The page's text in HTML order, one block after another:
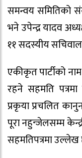
समन्वय समितिको
भने उपेन्द्र यादव
११ सदस्यीय
एकीकृत पार्टीको
रहने सहमति
प्रकृया प्रचलित
पूरा नहुन्जेलसम्म
सहमतिपत्रमा उल्लेख